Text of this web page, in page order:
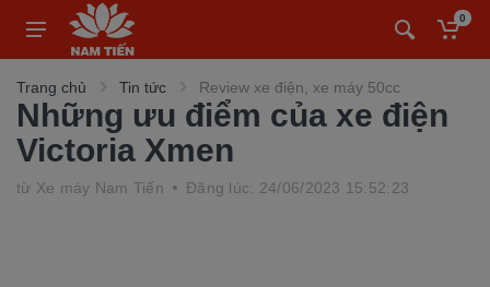
0
Trang chủ Tin tức Review xe điện, xe máy 50cc
Những ưu điểm của xe điện
Victoria Xmen
từ Xe máy Nam Tiến Đăng lúc: 24/06/2023 15:52:23